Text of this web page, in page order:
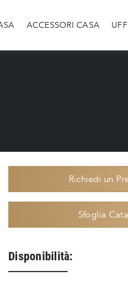
ACCESSORI CASA
Richiedi un
Sfoglia
Disponibilità: